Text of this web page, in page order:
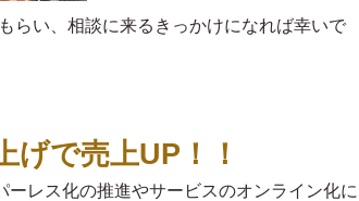
らい、相談に来るきっかけになれば幸いで
げで売上UP！！
レス化の推進やサービスのオンライン化に